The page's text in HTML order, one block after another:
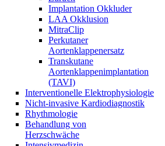
Implantation Okkluder
LAA Okklusion
MitraClip
Perkutaner
Aortenklappenersatz
Transkutane
Aortenklappenimplantation
(TAVI)
Interventionelle Elektrophysiologie
Nicht-invasive Kardiodiagnostik
Rhythmologie
Behandlung von
Herzschwäche